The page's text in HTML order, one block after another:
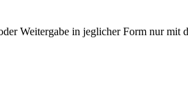
Weitergabe in jeglicher Form nur mit